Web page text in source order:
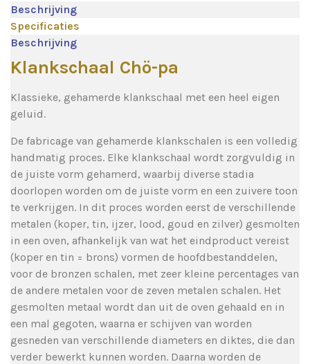
Beschrijving
Specificaties
Beschrijving
Klankschaal Chö-pa
Klassieke, gehamerde klankschaal met een heel eigen
geluid.
De fabricage van gehamerde klankschalen is een volledig
handmatig proces. Elke klankschaal wordt zorgvuldig in
de juiste vorm gehamerd, waarbij diverse stadia
doorlopen worden om de juiste vorm en een zuivere toon
te verkrijgen. In dit proces worden eerst de verschillende
metalen (koper, tin, ijzer, lood, goud en zilver) gesmolten
in een oven, afhankelijk van wat het eindproduct vereist
(koper en tin = brons) vormen de hoofdbestanddelen,
voor de bronzen schalen, met zeer kleine percentages van
de andere metalen voor de zeven metalen schalen. Het
gesmolten metaal wordt dan uit de oven gehaald en in
een mal gegoten, waarna er schijven van worden
gesneden van verschillende diameters en diktes, die dan
verder bewerkt kunnen worden. Daarna worden de